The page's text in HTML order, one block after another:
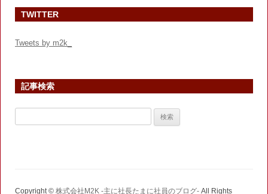
TWITTER
Tweets by m2k_
記事検索
索:
Copyright © 株式会社M2K -主に社長たまに社員のブログ- All Rights